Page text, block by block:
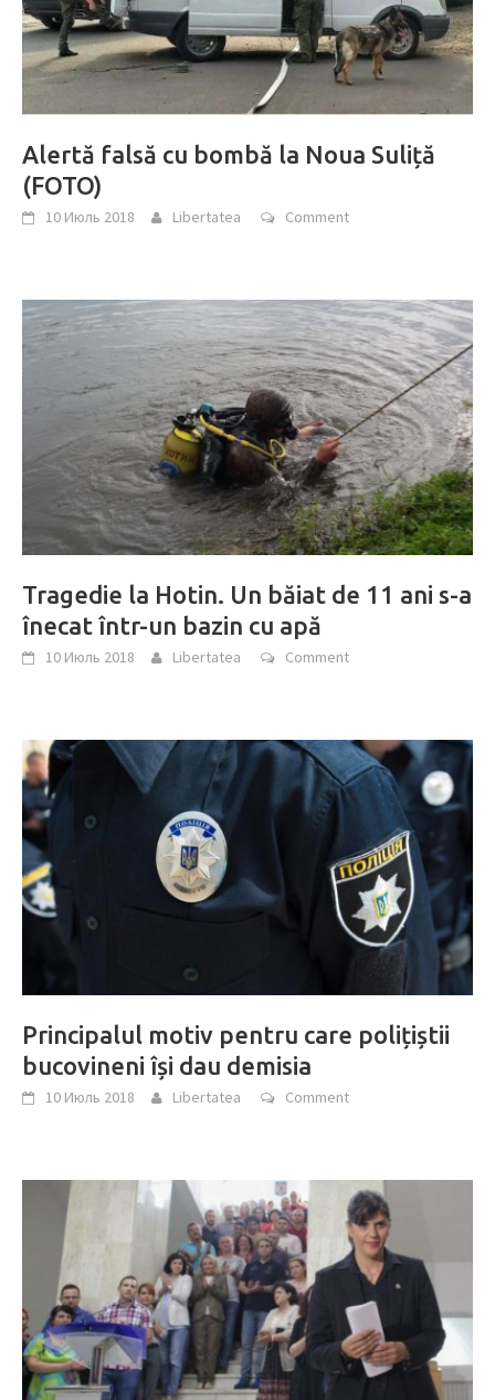
Alertă falsă cu bombă la Noua Suliță
(FOTO)
10 Июль 2018 Libertatea Comment
Tragedie la Hotin. Un băiat de 11 ani s-a
înecat într-un bazin cu apă
10 Июль 2018 Libertatea Comment
Principalul motiv pentru care polițiștii
bucovineni își dau demisia
10 Июль 2018 Libertatea Comment